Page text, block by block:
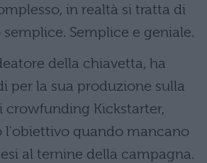
in realtà si tratta di
Semplice e geniale.
della chiavetta, ha
per la sua produzione sulla
crowfunding Kickstarter,
l'obiettivo quando mancano
al ternine della campagna.